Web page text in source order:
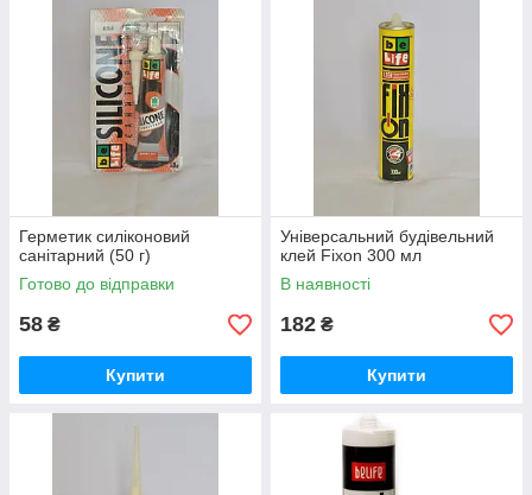
Герметик силіконовий
санітарний (50 г)
Готово до відправки
58 ₴
Купити
Універсальний будівельний
клей Fixon 300 мл
В наявності
182 ₴
Купити